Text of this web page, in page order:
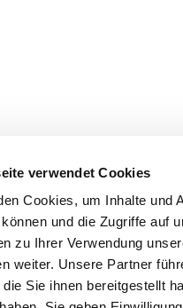
verwendet Cookies
Cookies, um Inhalte und
und die Zugriffe auf
zu Ihrer Verwendung
weiter. Unsere Partner
Sie ihnen bereitgestellt